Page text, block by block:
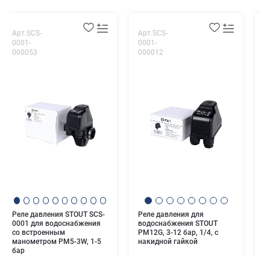
Арт.SCS-
0001-
000053
Реле давления STOUT SCS-
0001 для водоснабжения
со встроенным
манометром PM5-3W, 1-5
бар
Арт.SCS-
0001-
000012
Реле давления для
водоснабжения STOUT
PM12G, 3-12 бар, 1/4, с
накидной гайкой